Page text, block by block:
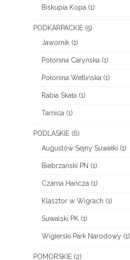
Biskupia Kopa (1)
PODKARPACKIE(5)
Jawornik(1)
Połonina Caryńska (1)
Połonina Wetlińska (1)
Rabia Skała (1)
Tarnica (1)
PODLASKIE(6)
Augustów Sejny Suwałki (1)
Biebrzański PN (1)
Czarna Hańcza (1)
Klasztor w Wigrach (1)
Suwalski PK(1)
Wigierski Park Narodowy(1)
POMORSKIE(2)